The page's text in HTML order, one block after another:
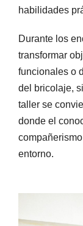
habilidades
Durante los
transformar
funcionales o
del bricolaje,
taller se
donde el
entorno.